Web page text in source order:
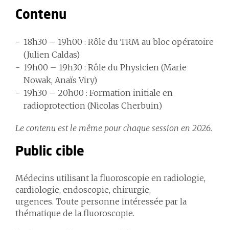
Contenu
18h30 – 19h00 : Rôle du TRM au bloc opératoire
(Julien Caldas)
19h00 – 19h30 : Rôle du Physicien (Marie
Nowak, Anaïs Viry)
19h30 – 20h00 : Formation initiale en
radioprotection (Nicolas Cherbuin)
Le contenu est le même pour chaque session en 2026.
Public cible
Médecins utilisant la fluoroscopie en radiologie,
cardiologie, endoscopie, chirurgie,
urgences. Toute personne intéressée par la
thématique de la fluoroscopie.